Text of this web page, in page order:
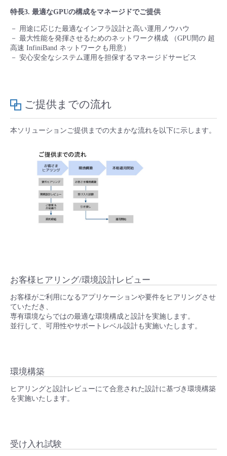
特長3. 最適なGPUの構成をマネージドでご提供
－ 用途に応じた最適なインフラ設計と高い運用ノウハウ
－ 最大性能を発揮させるためのネットワーク構成 （GPU間の 超
高速 InfiniBand ネットワークも用意）
－ 安心安全なシステム運用を担保するマネージドサービス
ご提供までの流れ
本ソリューションご提供までの大まかな流れを以下に示します。
お客様ヒアリング/環境設計レビュー
お客様がご利用になるアプリケーションや要件をヒアリングさせ
ていただき、
専有環境ならではの最適な環境構成と設計を実施します。
並行して、可用性やサポートレベル設計も実施いたします。
環境構築
ヒアリングと設計レビューにて合意された設計に基づき環境構築
を実施いたします。
受け入れ試験